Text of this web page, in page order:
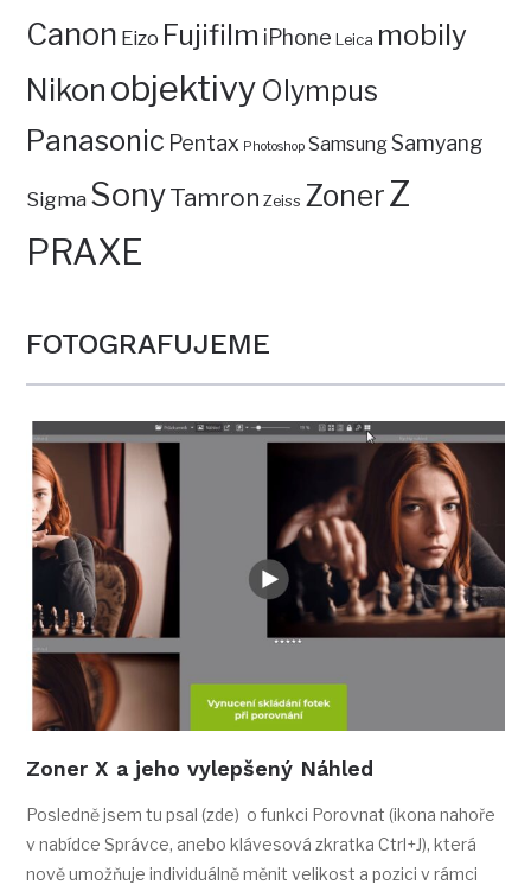
Canon Eizo Fujifilm iPhone Leica mobily
Nikon objektivy Olympus
Panasonic Pentax Photoshop SamsungSamyang
Sigma SonyTamron Zeiss ZonerZ
PRAXE
FOTOGRAFUJEME
Zoner X a jeho vylepšený Náhled
Posledně jsem tu psal (zde) o funkci Porovnat (ikona nahoře
v nabídce Správce, anebo klávesová zkratka Ctrl+J), která
nově umožňuje individuálně měnit velikost a pozici v rámci